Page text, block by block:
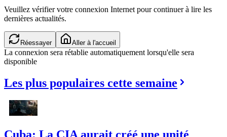
Veuillez vérifier votre connexion Internet pour continuer à lire les
dernières actualités.
Réessayer Aller à l'accueil
La connexion sera rétablie automatiquement lorsqu'elle sera
disponible
Les plus populaires cette semaine
Cuba: La CIA aurait créé une unité